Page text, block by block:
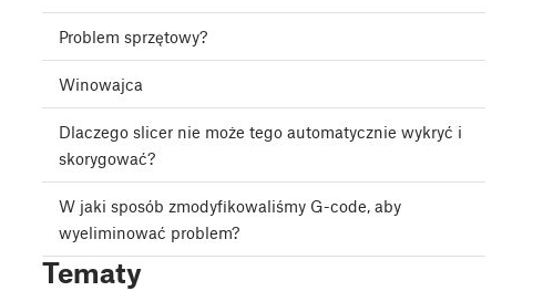
Problem sprzętowy?
Winowajca
Dlaczego slicer nie może tego automatycznie wykryć i
skorygować?
W jaki sposób zmodyfikowaliśmy G-code, aby
wyeliminować problem?
Tematy